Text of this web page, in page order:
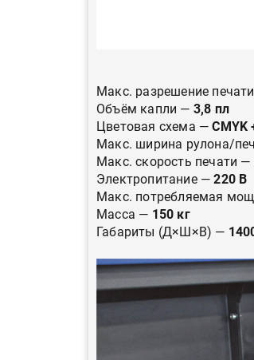
Макс. разрешение
Объём капли — 3,8 пл
Цветовая схема —CMYK
Макс. ширина рулона/
Макс. скорость печати
Электропитание — 220 В
Макс. потребляемая
Масса — 150 кг
Габариты (Д×Ш×В) —